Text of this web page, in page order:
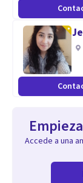
Accede a una